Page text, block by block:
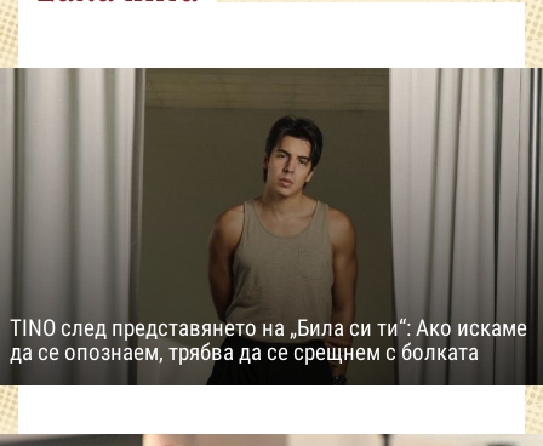
TINO след представянето на „Била си ти“: Ако искаме
да се опознаем, трябва да се срещнем с болката